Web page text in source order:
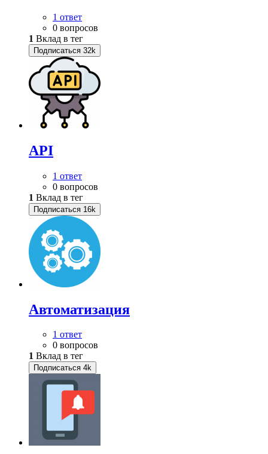
1 ответ
0 вопросов
1 Вклад в тег
Подписаться 32k
API
1 ответ
0 вопросов
1 Вклад в тег
Подписаться 16k
Автоматизация
1 ответ
0 вопросов
1 Вклад в тег
Подписаться 4k